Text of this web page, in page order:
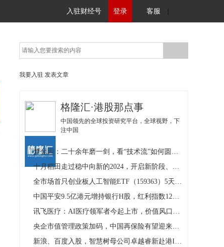
入驻财经号 登录 客服
我要入驻 发表文章
格隆汇·港股那点事
中国领先的全球投资研究平台，全球视野，下
注中国
梦金园：二十余年磨一剑，看“技术流”如何圆梦港交所
十月稻田走过稳中向新的2024，开启新阶段、新空间
全市场首只创业板人工智能ETF（159363）5天吸金近亿元
中国平安9.5亿港元增持银行H股，红利指数12月表现亮眼
讯飞医疗：AI医疗领军者今起上市，价值风口上的成长底色
央企市值管理政策加码，中国再保险有望迎来价值修复周期
新浪、百度入股，智慧树母公司卓越睿新赴港IPO